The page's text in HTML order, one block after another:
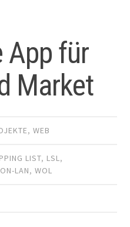
App für
Market
,WEB
LIST, LSL,
LAN,WOL